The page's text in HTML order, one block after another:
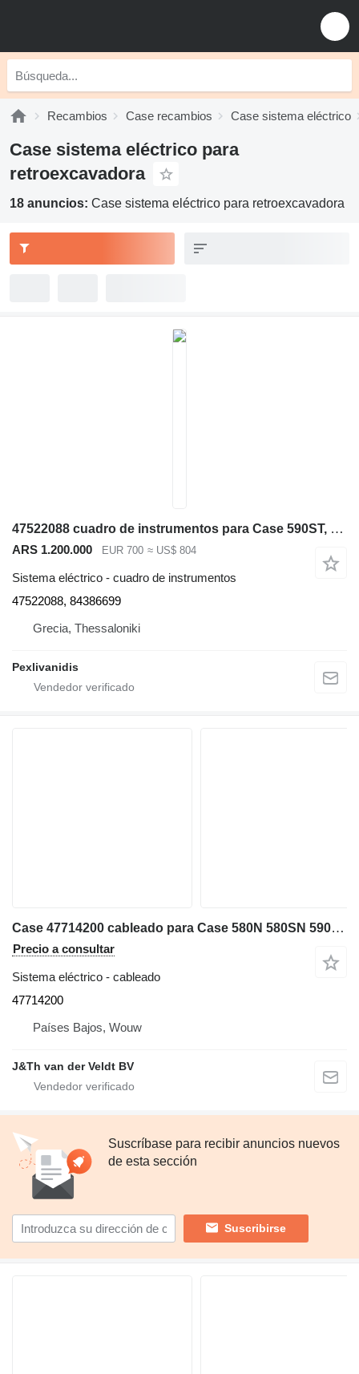
Recambios Case recambios Case sistema eléctrico
Case sistema eléctrico para
retroexcavadora
18 anuncios: Case sistema eléctrico para retroexcavadora
47522088 cuadro de instrumentos para Case 590ST, 580ST, 695ST retroexcavadora
ARS 1.200.000 EUR 700 ≈ US$ 804
Sistema eléctrico - cuadro de instrumentos
47522088, 84386699
Grecia, Thessaloniki
Pexlivanidis
Case 47714200 cableado para Case 580N 580SN 590SN retroexcavadora
Precio a consultar
Sistema eléctrico - cableado
47714200
Países Bajos, Wouw
J&Th van der Veldt BV
Suscríbase para recibir anuncios nuevos
de esta sección
Suscribirse